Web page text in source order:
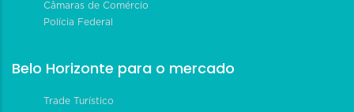
Câmaras de Comércio
Polícia Federal
Belo Horizonte para o mercado
Trade Turístico